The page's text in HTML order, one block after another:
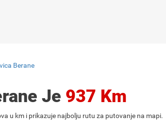
Berane
Je 937 Km
u km i prikazuje najbolju rutu za putovanje na mapi.